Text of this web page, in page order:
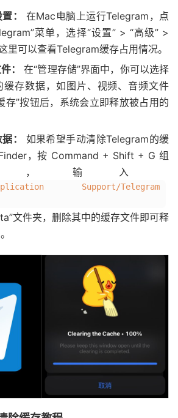
：
在Mac电脑上运行Telegram，点
菜单，选择“设置” > “高级” >
里可以查看Telegram缓存占用情况。
：
在“管理存储”界面中，你可以选择
缓存数据，如图片、视频、音频文件
存”按钮后，系统会立即释放被占用的
：
如果希望手动清除Telegram的缓
，按 Command + Shift + G 组
，输入
Support/Telegram
文件夹，删除其中的缓存文件即可释